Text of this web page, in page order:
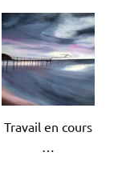
Travail en cours
…